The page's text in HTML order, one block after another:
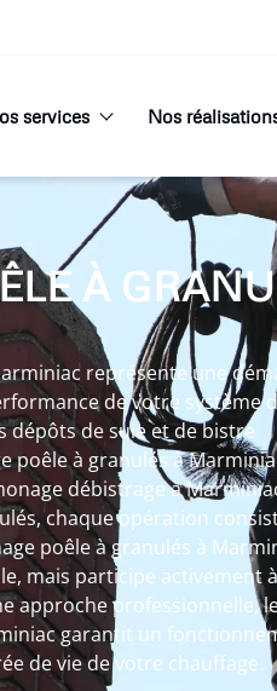
services Nos
À
représente une
de votre système
dépôts de suie et de bistre
poêle à granulés à
débistrage à
chaque opération
poêle à granulés à
mais participe activement
approche professionnelle,
garantit un
de vie de votre chauffage.